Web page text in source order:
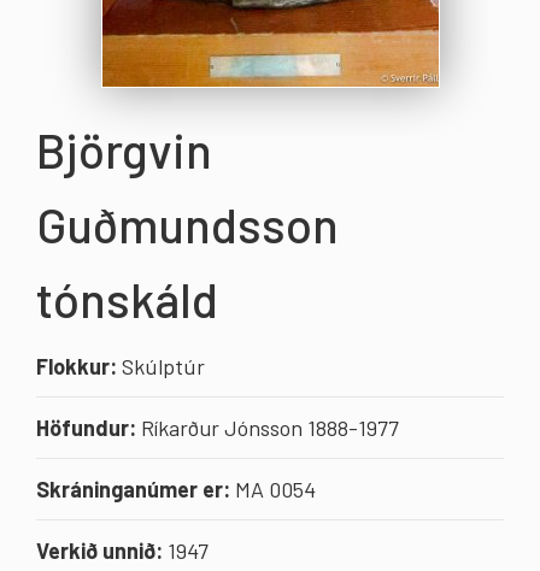
Björgvin
Guðmundsson
tónskáld
Flokkur: Skúlptúr
Höfundur: Ríkarður Jónsson 1888-1977
Skráninganúmer er: MA 0054
Verkið unnið: 1947